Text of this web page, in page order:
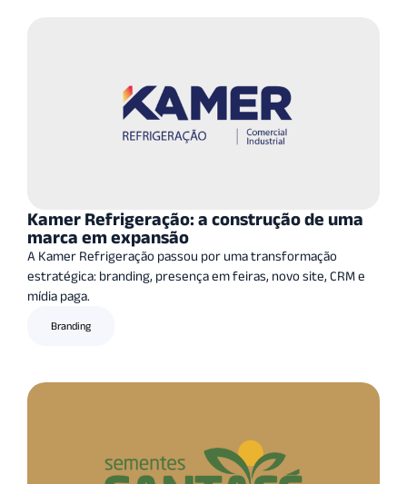
Kamer Refrigeração: a construção de uma
marca em expansão
A Kamer Refrigeração passou por uma transformação
estratégica: branding, presença em feiras, novo site, CRM e
mídia paga.
Branding